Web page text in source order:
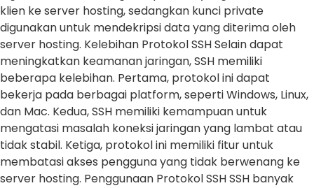
klien ke server hosting, sedangkan kunci private
digunakan untuk mendekripsi data yang diterima oleh
server hosting. Kelebihan Protokol SSH Selain dapat
meningkatkan keamanan jaringan, SSH memiliki
beberapa kelebihan. Pertama, protokol ini dapat
bekerja pada berbagai platform, seperti Windows, Linux,
dan Mac. Kedua, SSH memiliki kemampuan untuk
mengatasi masalah koneksi jaringan yang lambat atau
tidak stabil. Ketiga, protokol ini memiliki fitur untuk
membatasi akses pengguna yang tidak berwenang ke
server hosting. Penggunaan Protokol SSH SSH banyak